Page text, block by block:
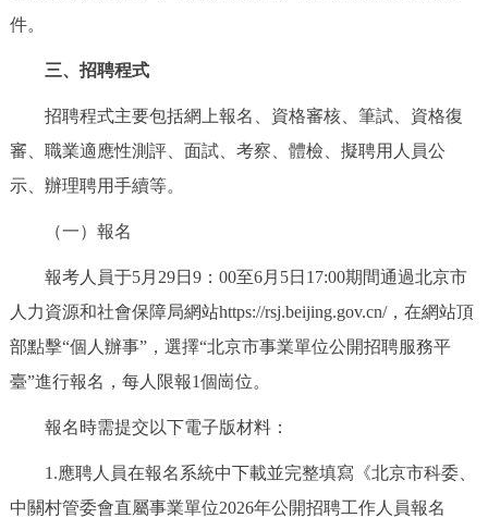
件。
三、招聘程式
招聘程式主要包括網上報名、資格審核、筆試、資格復
審、職業適應性測評、面試、考察、體檢、擬聘用人員公
示、辦理聘用手續等。
（一）報名
報考人員于5月29日9：00至6月5日17:00期間通過北京市
人力資源和社會保障局網站https://rsj.beijing.gov.cn/，在網站頂
部點擊“個人辦事”，選擇“北京市事業單位公開招聘服務平
臺”進行報名，每人限報1個崗位。
報名時需提交以下電子版材料：
1.應聘人員在報名系統中下載並完整填寫《北京市科委、
中關村管委會直屬事業單位2026年公開招聘工作人員報名